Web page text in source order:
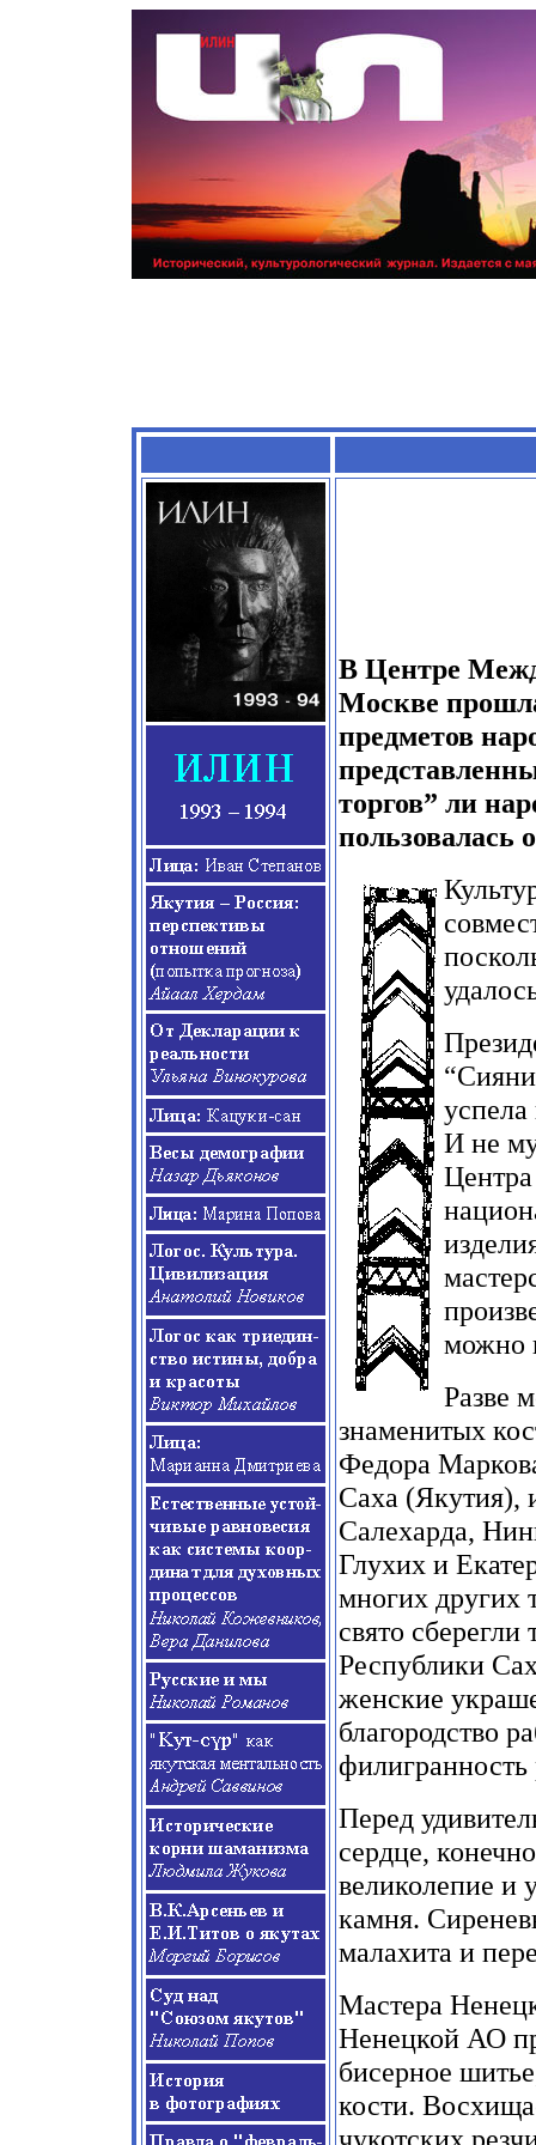
В Центре
Москве
предметов
торгов” ли
пользовалась
И не
Центра
можно
Разве
знаменитых
Федора
Саха (Якутия),
Салехарда,
Глухих и
многих других
свято
Республики
женские
благородство
филигранность
Перед
сердце,
великолепие и
камня.
малахита и
Мастера
Ненецкой АО
бисерное
кости.
чукотских